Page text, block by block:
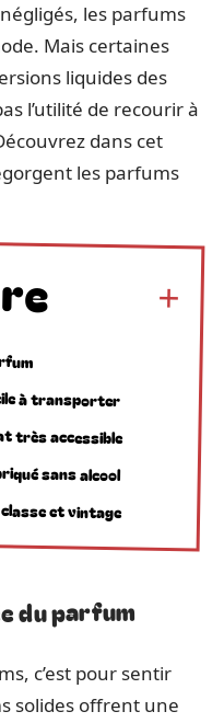
les parfums
Mais certaines
liquides des
l’utilité de recourir à
dans cet
les parfums
à transporter
très accessible
sans alcool
et vintage
du parfum
c’est pour sentir
solides offrent une